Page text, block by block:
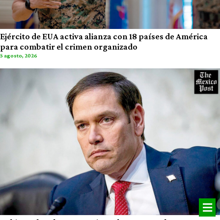
Ejército de EUA activa alianza con 18 países de América
para combatir el crimen organizado
5 agosto, 2026